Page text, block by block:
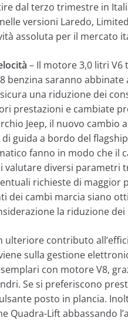
dal terzo trimestre in
versioni Laredo,
assoluta per il mercato
– Il motore 3,0 litri V6
benzina saranno
una riduzione dei
prestazioni e cambiate
Jeep, il nuovo cambio
guida a bordo del
fanno in modo che il
diversi parametri
richieste di maggior
dei cambi marcia siano
la riduzione dei
ulteriore contributo
sulla gestione
con motore V8,
Se si preferiscono
posto in plancia.
Quadra-Lift abbassando